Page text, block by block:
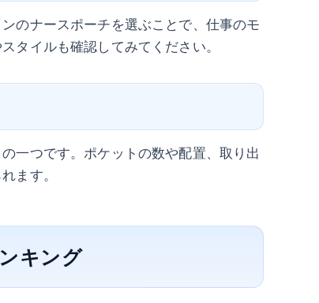
のナースポーチを選ぶことで、仕事のモ
タイルも確認してみてください。
一つです。ポケットの数や配置、取り出
ます。
キング